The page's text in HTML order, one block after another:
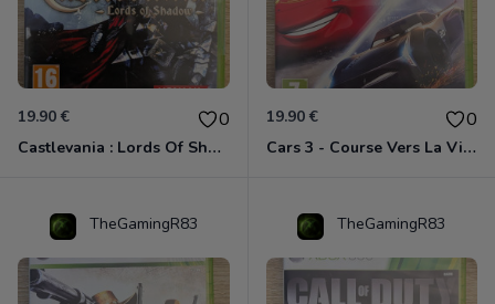
19.90 € 0
Castlevania : Lords Of Shadow Xbox 360
19.90 € 0
Cars 3 - Course Vers La Victoire Xbox 360
TheGamingR83 TheGamingR83